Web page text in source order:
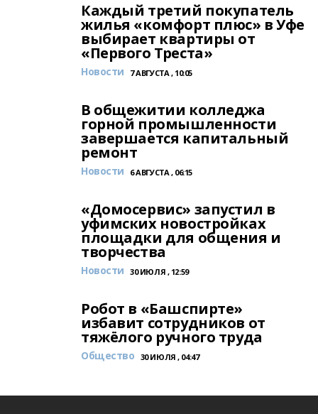
Каждый третий покупатель
жилья «комфорт плюс» в Уфе
выбирает квартиры от
«Первого Треста»
Новости 7 АВГУСТА , 10:05
В общежитии колледжа
горной промышленности
завершается капитальный
ремонт
Новости 6 АВГУСТА , 06:15
«Домосервис» запустил в
уфимских новостройках
площадки для общения и
творчества
Новости 30 ИЮЛЯ , 12:59
Робот в «Башспирте»
избавит сотрудников от
тяжёлого ручного труда
Общество 30 ИЮЛЯ , 04:47